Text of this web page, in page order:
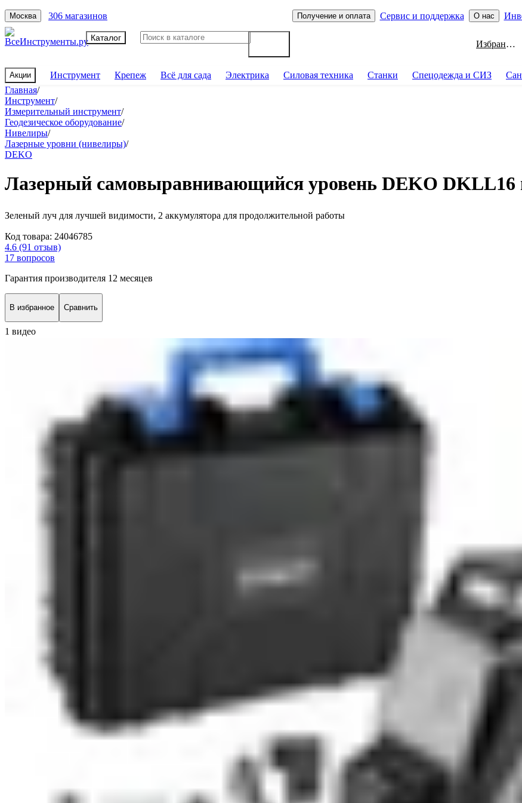
Москва 306 магазинов Получение и оплата Сервис и поддержка О нас
Каталог
Избранное
Акции Инструмент Крепеж Всё для сада Электрика Силовая техника Станки Спецодежда и СИЗ
Главная/
Инструмент/
Измерительный инструмент/
Геодезическое оборудование/
Нивелиры/
Лазерные уровни (нивелиры)/
DEKO
Лазерный самовыравнивающийся уровень DEKO DKLL16
Зеленый луч для лучшей видимости, 2 аккумулятора для продолжительной работы
Код товара: 24046785
4.6 (91 отзыв)
17 вопросов
Гарантия производителя 12 месяцев
В избранное Сравнить
1 видео